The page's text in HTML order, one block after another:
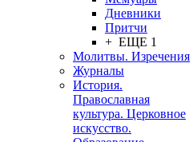
Дневники
Притчи
+ ЕЩЕ 1
Молитвы. Изречения
Журналы
История.
Православная
культура. Церковное
искусство.